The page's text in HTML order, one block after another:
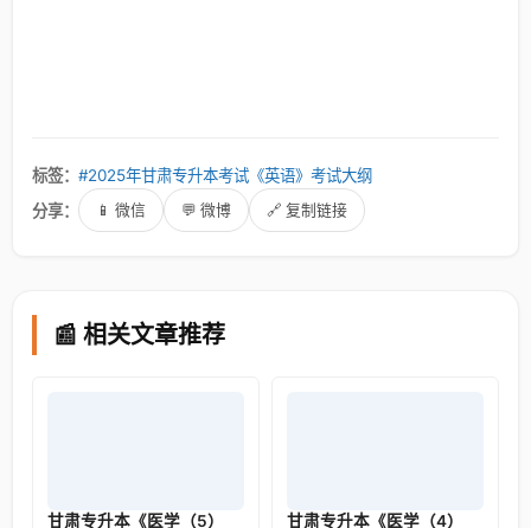
标签： #2025年甘肃专升本考试《英语》考试大纲
分享：
📱 微信 💬 微博 🔗 复制链接
📰 相关文章推荐
甘肃专升本《医学（5）
甘肃专升本《医学（4）